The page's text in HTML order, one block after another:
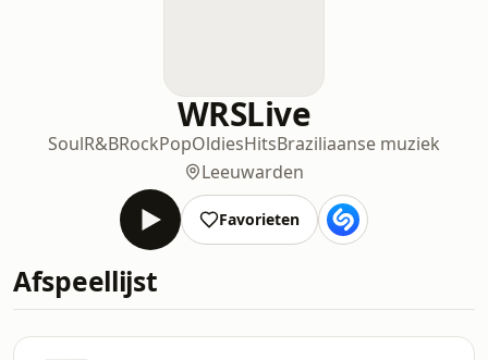
WRSLive
SoulR&BRockPopOldiesHitsBraziliaanse muziek
Leeuwarden
Favorieten
Afspeellijst